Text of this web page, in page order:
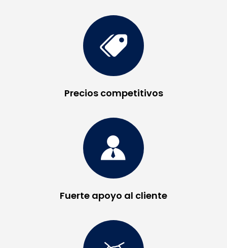
Precios competitivos
Fuerte apoyo al cliente